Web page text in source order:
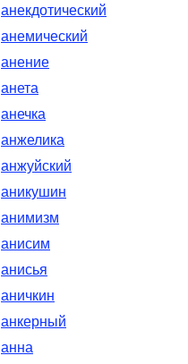
анекдотический
анемический
анение
анета
анечка
анжелика
анжуйский
аникушин
анимизм
анисим
анисья
аничкин
анкерный
анна